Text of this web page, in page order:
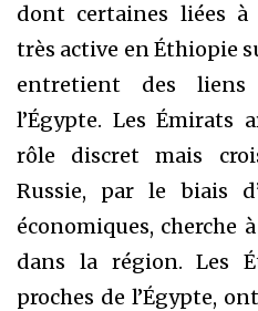
dont certaines liées à
très active en Éthiopie
entretient des
l’Égypte. Les Émirats
rôle discret mais
Russie, par le biais
économiques, cherche
dans la région. Les
proches de l’Égypte,